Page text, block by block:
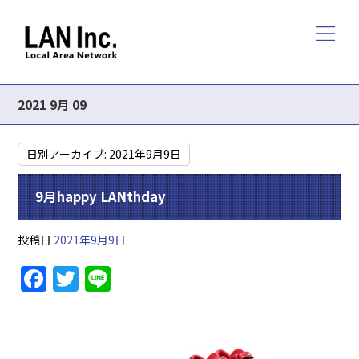
2021 9月 09
日別アーカイブ: 2021年9月9日
9月happy LANthday
投稿日 2021年9月9日
F
a
T
w